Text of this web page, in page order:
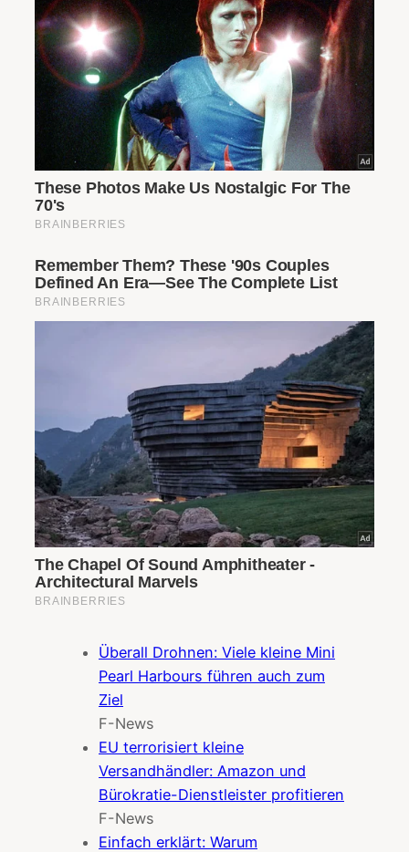
Überall Drohnen: Viele kleine Mini
Pearl Harbours führen auch zum
Ziel
F-News
EU terrorisiert kleine
Versandhändler: Amazon und
Bürokratie-Dienstleister profitieren
F-News
Einfach erklärt: Warum